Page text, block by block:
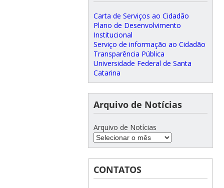
Carta de Serviços ao Cidadão
Plano de Desenvolvimento
Institucional
Serviço de informação ao Cidadão
Transparência Pública
Universidade Federal de Santa
Catarina
Arquivo de Notícias
Arquivo de Notícias
CONTATOS